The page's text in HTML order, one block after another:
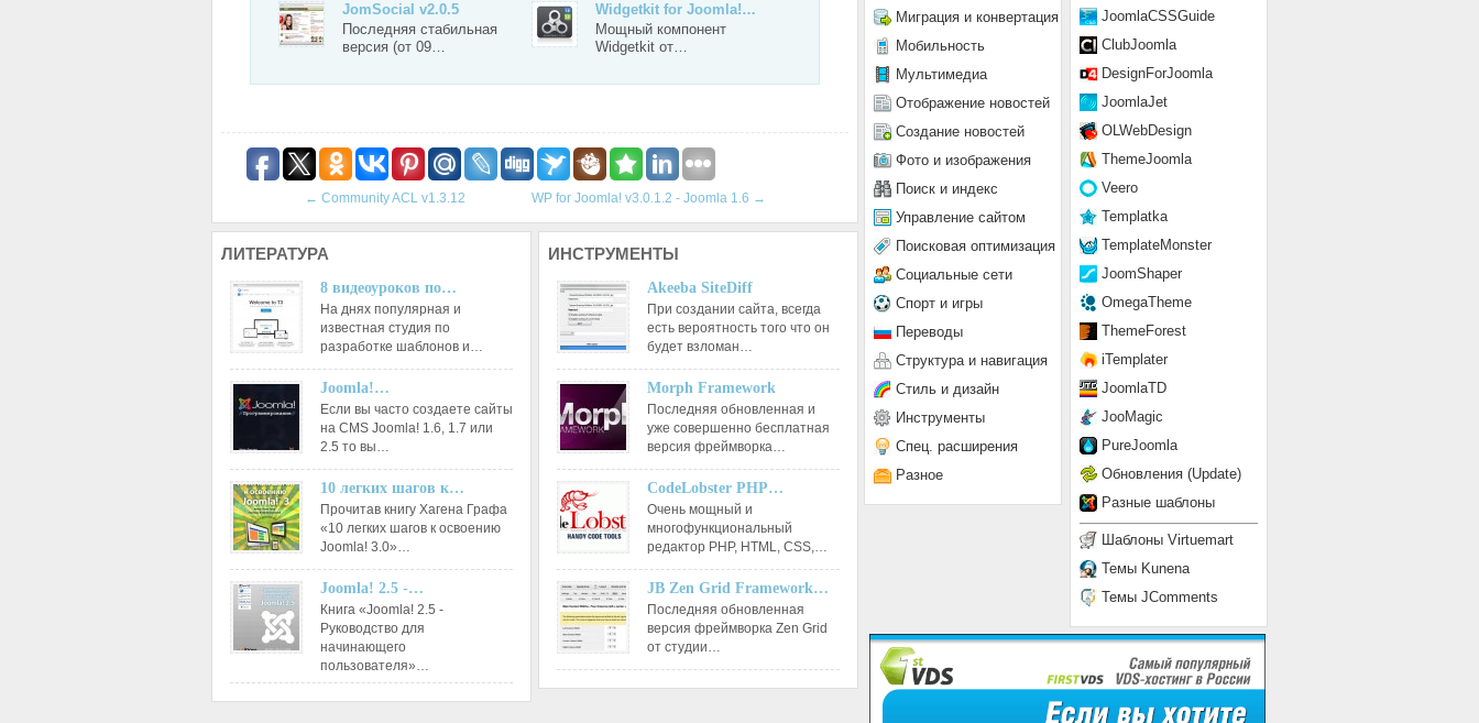
JomSocial v2.0.5
Последняя стабильная
версия (от 09…
Widgetkit for Joomla!…
Мощный компонент
Widgetkit от…
← Community ACL v1.3.12 WP for Joomla! v3.0.1.2 - Joomla 1.6 →
ЛИТЕРАТУРА
8 видеоуроков по…
На днях популярная и
известная студия по
разработке шаблонов и…
Joomla!…
Если вы часто создаете сайты
на CMS Joomla! 1.6, 1.7 или
2.5 то вы…
10 легких шагов к…
Прочитав книгу Хагена Графа
«10 легких шагов к освоению
Joomla! 3.0»…
Joomla! 2.5 -…
Книга «Joomla! 2.5 -
Руководство для
начинающего
пользователя»…
ИНСТРУМЕНТЫ
Akeeba SiteDiff
При создании сайта, всегда
есть вероятность того что он
будет взломан…
Morph Framework
Последняя обновленная и
уже совершенно бесплатная
версия фреймворка…
CodeLobster PHP…
Очень мощный и
многофункциональный
редактор РНР, HTML, CSS,…
JB Zen Grid Framework…
Последняя обновленная
версия фреймворка Zen Grid
от студии…
JoomlaCSSGuide
ClubJoomla
DesignForJoomla
JoomlaJet
OLWebDesign
ThemeJoomla
Veero
Templatka
TemplateMonster
JoomShaper
OmegaTheme
ThemeForest
iTemplater
JoomlaTD
JooMagic
PureJoomla
Обновления (Update)
Разные шаблоны
Шаблоны Virtuemart
Темы Kunena
Темы JComments
Миграция и конвертация
Мобильность
Мультимедиа
Отображение новостей
Создание новостей
Фото и изображения
Поиск и индекс
Управление сайтом
Поисковая оптимизация
Социальные сети
Спорт и игры
Переводы
Структура и навигация
Стиль и дизайн
Инструменты
Спец. расширения
Разное